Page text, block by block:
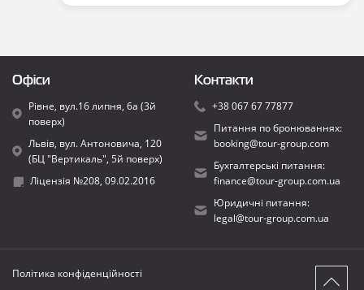
Офіси
Рівне, вул.16 липня, 6а (3й
поверх)
Львів, вул. Антоновича, 120
(БЦ "Вертикаль", 5й поверх)
Ліцензія №208, 09.02.2016
Контакти
+38 067 67 77877
Питання по бронюваннях:
booking@tour-group.com
Бухгалтерські питання:
finance@tour-group.com.ua
Юридичні питання:
legal@tour-group.com.ua
Політика конфіденційності